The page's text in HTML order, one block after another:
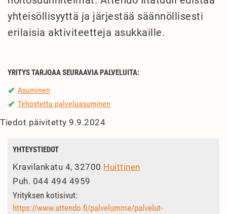
yhteisöllisyyttä ja järjestää säännöllisesti
erilaisia aktiviteetteja asukkaille.
YRITYS TARJOAA SEURAAVIA PALVELUITA:
✔ Asuminen
✔ Tehostettu palveluasuminen
Tiedot päivitetty 9.9.2024
YHTEYSTIEDOT
Kravilankatu 4, 32700 Huittinen
Puh. 044 494 4959
Yrityksen kotisivut:
https://www.attendo.fi/palvelumme/palvelut-